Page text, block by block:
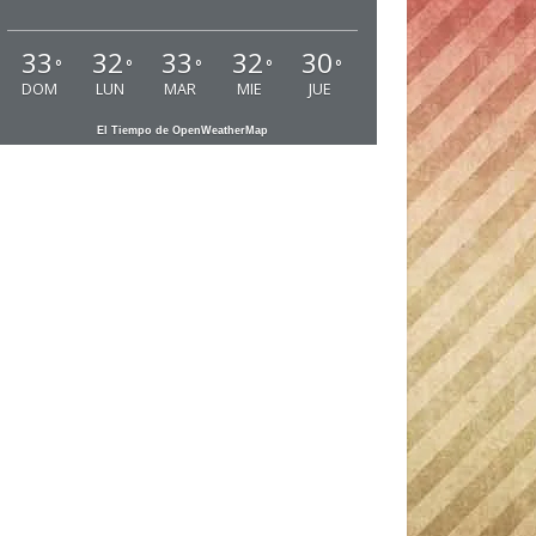
33 °
DOM
32 °
LUN
33 °
MAR
32 °
MIE
30 °
JUE
El Tiempo de OpenWeatherMap